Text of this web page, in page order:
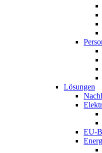
Lösungen
EU-